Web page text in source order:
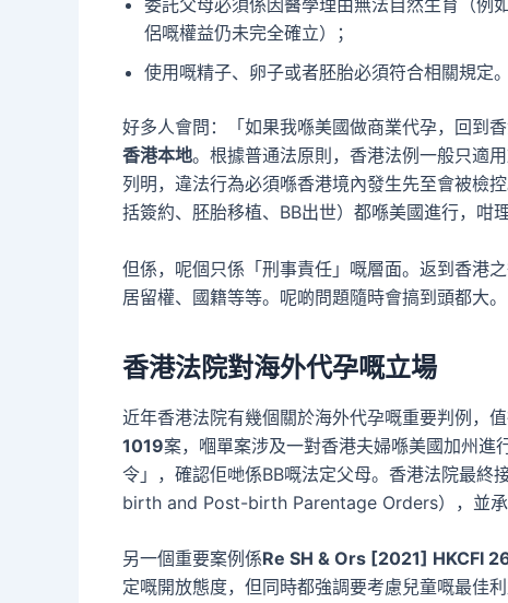
侶嘅權益仍未完全確立）；
使用嘅精子、卵子或者胚胎必須符合相關規定。
好多人會問：「如果我喺美國做商業代孕，回到
香港本地。根據普通法原則，香港法例一般只適
列明，違法行為必須喺香港境內發生先至會被檢
括簽約、胚胎移植、BB出世）都喺美國進行，咁
但係，呢個只係「刑事責任」嘅層面。返到香港
居留權、國籍等等。呢啲問題隨時會搞到頭都大。
香港法院對海外代孕嘅立場
近年香港法院有幾個關於海外代孕嘅重要判例，
1019案，嗰單案涉及一對香港夫婦喺美國加州進
令」，確認佢哋係BB嘅法定父母。香港法院最
birth and Post-birth Parentage Orders），並承
另一個重要案例係Re SH & Ors [2021] HKCFI
定嘅開放態度，但同時都強調要考慮兒童嘅最佳